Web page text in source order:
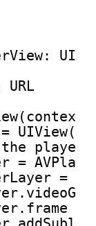
player
=
=
=